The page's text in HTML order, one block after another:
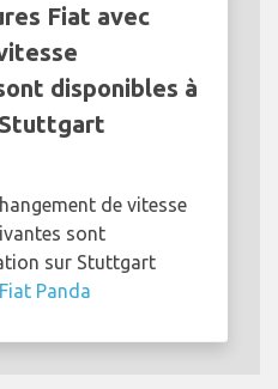
Fiat avec
disponibles à
de vitesse
sont
sur Stuttgart
Fiat Panda